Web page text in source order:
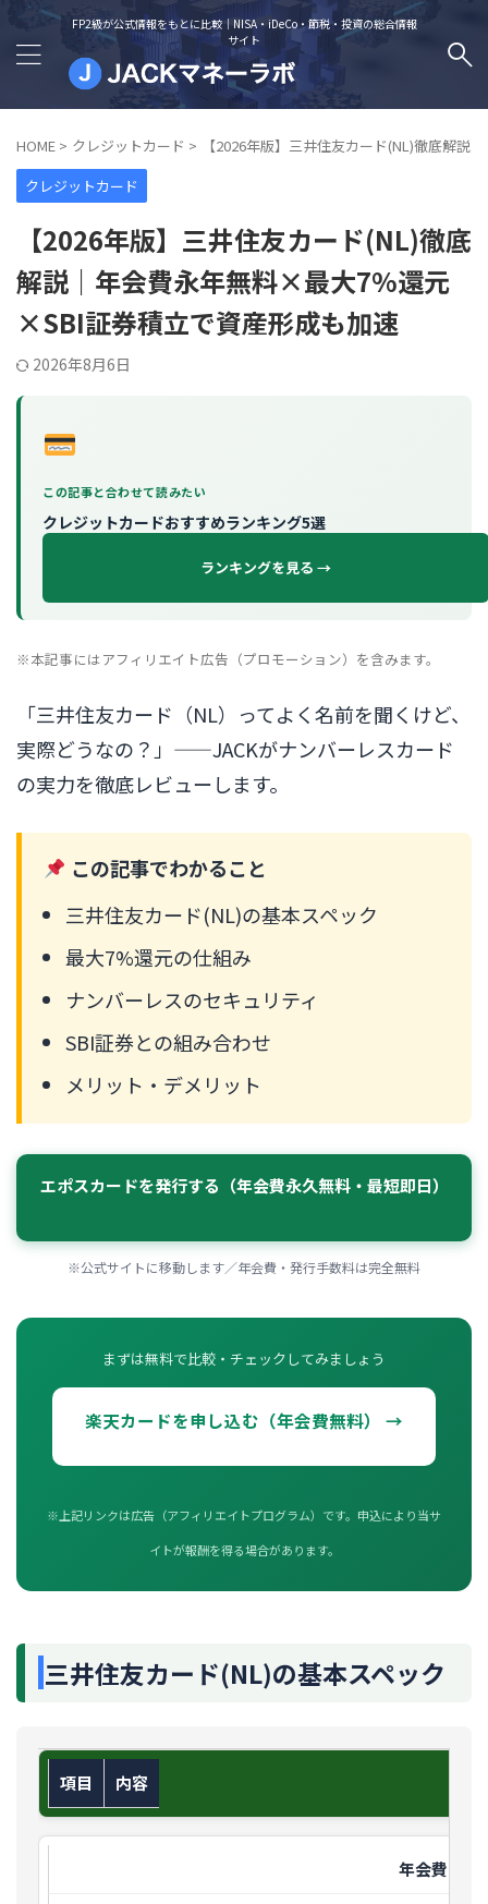
FP2級が公式情報をもとに比較｜NISA・iDeCo・節税・投資の総合情報
サイト
HOME > クレジットカード >
【2026年版】三井住友カード(NL)徹底解
クレジットカード
【2026年版】三井住友カード(NL)徹底
解説｜年会費永年無料×最大7%還元
×SBI証券積立で資産形成も加速
2026年8月6日
この記事と合わせて読みたい
クレジットカードおすすめランキング5選
ランキングを見る →
※本記事にはアフィリエイト広告（プロモーション）を含みます。
「三井住友カード（NL）ってよく名前を聞くけど、
実際どうなの？」——JACKがナンバーレスカード
の実力を徹底レビューします。
この記事でわかること
三井住友カード(NL)の基本スペック
最大7%還元の仕組み
ナンバーレスのセキュリティ
SBI証券との組み合わせ
メリット・デメリット
エポスカードを発行する（年会費永久無料・最短即日）
※公式サイトに移動します／年会費・発行手数料は完全無料
まずは無料で比較・チェックしてみましょう
楽天カードを申し込む（年会費無料） →
※上記リンクは広告（アフィリエイトプログラム）です。申込により当サ
イトが報酬を得る場合があります。
三井住友カード(NL)の基本スペック
項目 内容
年会費